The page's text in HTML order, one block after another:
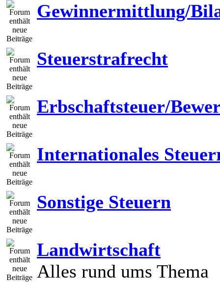
Gewinnermittlung/
Steuerstrafrecht
Erbschaftsteuer/
Internationales
Sonstige Steuern
Landwirtschaft
Alles rund ums Thema